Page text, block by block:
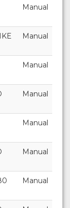
Manual
Manual
Manual
Manual
Manual
Manual
Manual